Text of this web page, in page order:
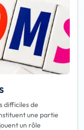
difficiles de
une partie
un rôle